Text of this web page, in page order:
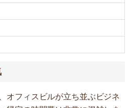
オフィスビルが立ち並ぶビジネ